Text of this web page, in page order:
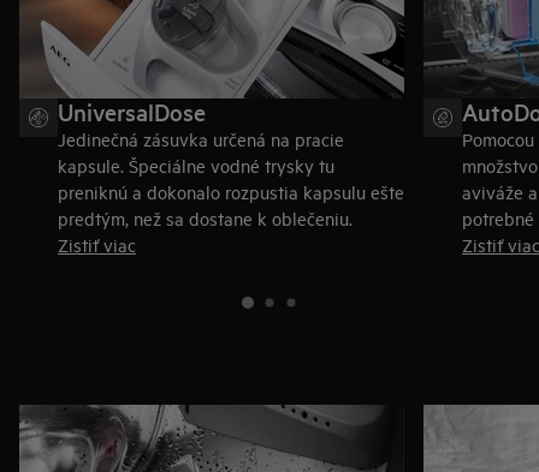
UniversalDose
Jedinečná zásuvka určená na pracie
kapsule. Špeciálne vodné trysky tu
preniknú a dokonalo rozpustia kapsulu ešte
predtým, než sa dostane k oblečeniu.
Zistiť viac
aviváže
potrebné
Zistiť viac